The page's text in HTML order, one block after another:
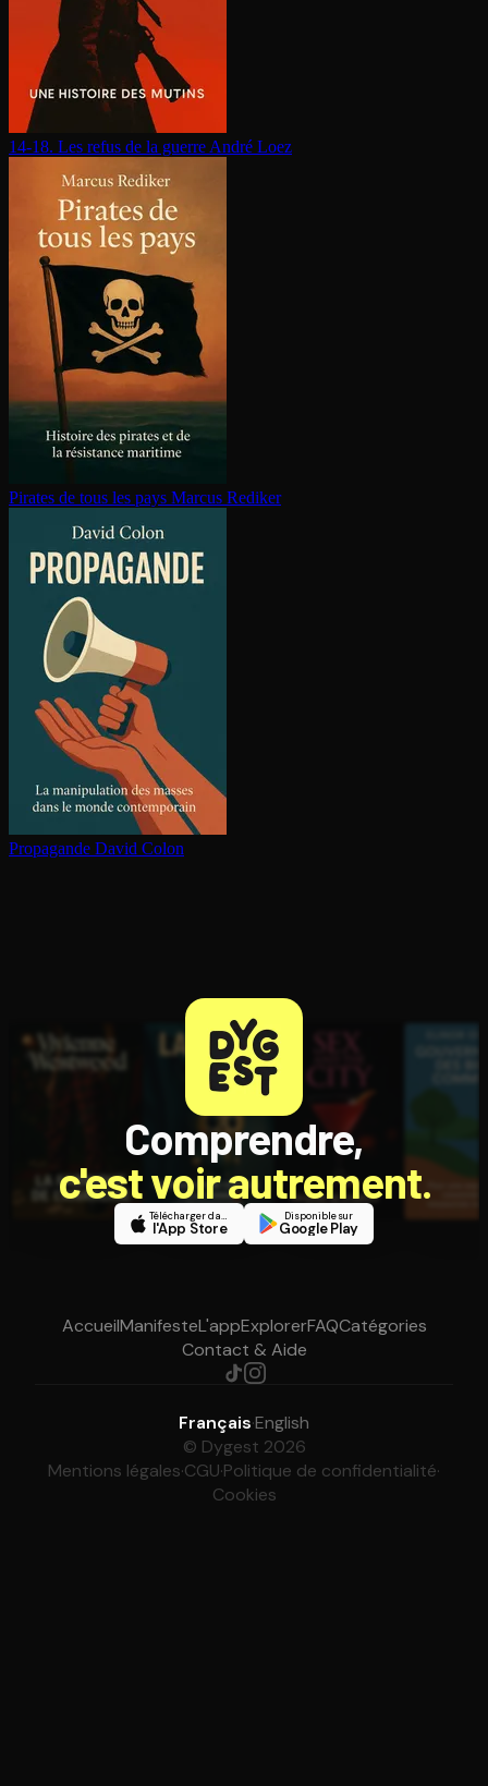
14-18. Les refus de la guerre André Loez
Pirates de tous les pays Marcus Rediker
Propagande David Colon
Comprendre,
c'est voir autrement.
Télécharger dans
l'App Store
Disponible sur
Google Play
AccueilManifesteL'appExplorerFAQCatégories
Contact & Aide
Français·English
© Dygest 2026
Mentions légales·CGU·Politique de confidentialité·
Cookies